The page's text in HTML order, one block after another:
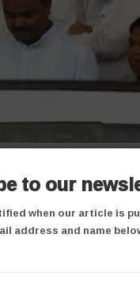
to our
when our article is
address and name